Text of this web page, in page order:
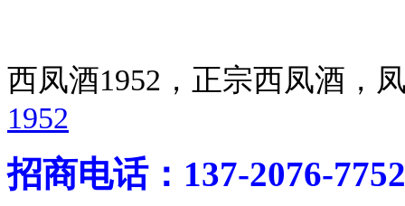
西凤酒1952，正宗西凤酒
1952
招商电话：137-2076-7752